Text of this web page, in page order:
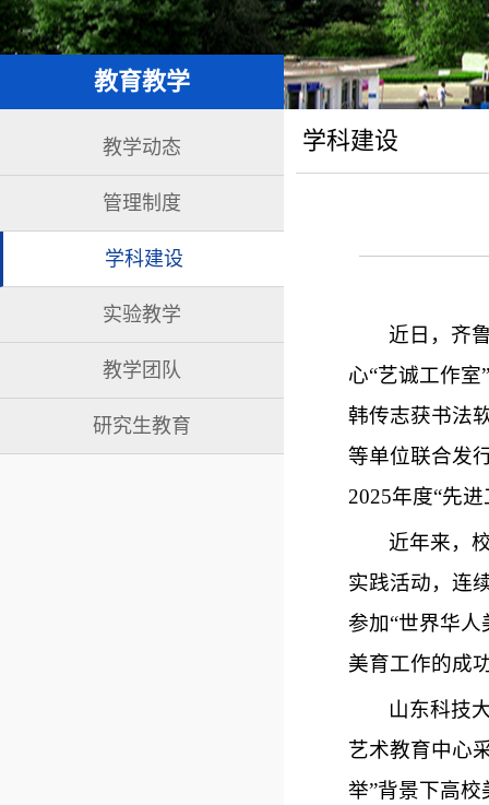
教育教学
教学动态
管理制度
学科建设
实验教学
教学团队
研究生教育
学科建设
近日，齐
心“艺诚工作
韩传志获书法
等单位联合发
2025年度“先
近年来，
实践活动，连
参加“世界华
美育工作的成
山东科技
艺术教育中心
举”背景下高